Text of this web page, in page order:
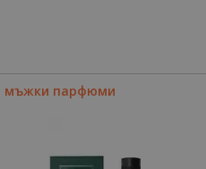
мъжки парфюми